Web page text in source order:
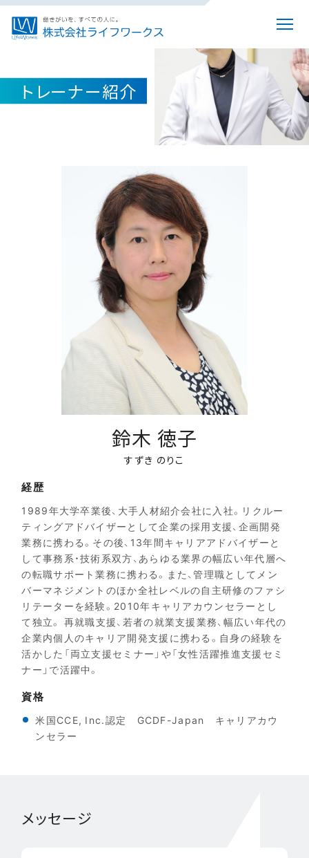
トレーナー紹介
鈴木 徳子
すずき のりこ
経歴
1989年大学卒業後、大手人材紹介会社に入社。リクルー
ティングアドバイザーとして企業の採用支援、企画開発
業務に携わる。その後、13年間キャリアアドバイザーと
して事務系・技術系双方、あらゆる業界の幅広い年代層へ
の転職サポート業務に携わる。また、管理職としてメン
バーマネジメントのほか全社レベルの自主研修のファシ
リテーターを経験。2010年キャリアカウンセラーとし
て独立。 再就職支援、若者の就業支援業務、幅広い年代の
企業内個人のキャリア開発支援に携わる。自身の経験を
活かした「両立支援セミナー」や「女性活躍推進支援セミ
ナー」で活躍中。
資格
米国CCE, Inc.認定 GCDF-Japan キャリアカウ
ンセラー
メッセージ